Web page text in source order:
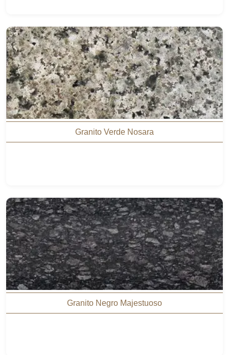
Granito Verde Nosara
Granito Negro Majestuoso